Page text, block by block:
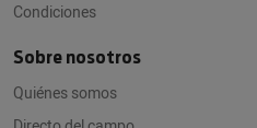
Condiciones
Sobre nosotros
Quiénes somos